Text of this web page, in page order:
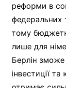
реформи в
федеральних
тому
лише для
Берлін
інвестиції